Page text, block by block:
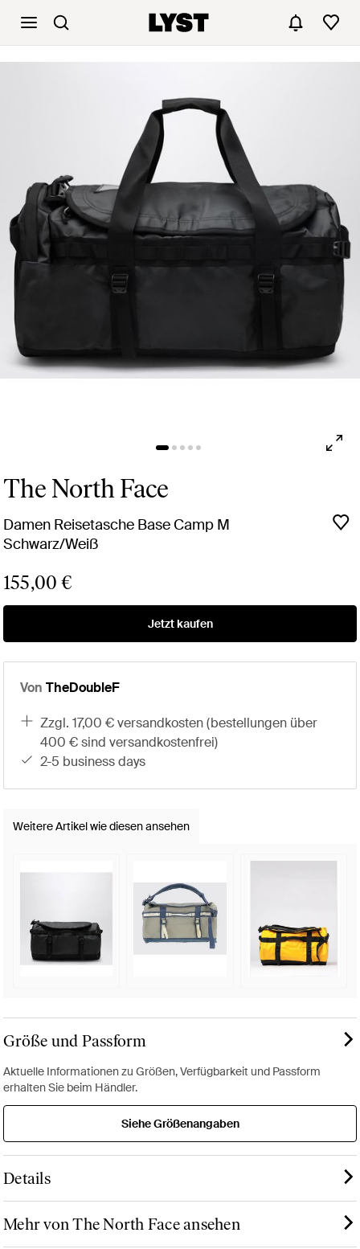
The North Face
Damen Reisetasche Base Camp M
Schwarz/Weiß
155,00 €
Jetzt kaufen
Von TheDoubleF
zzgl. 17,00 € versandkosten (bestellungen über
400 € sind versandkostenfrei)
2-5 business days
Weitere Artikel wie diesen ansehen
Größe und Passform
Aktuelle Informationen zu Größen, Verfügbarkeit und Passform
erhalten Sie beim Händler.
Siehe Größenangaben
Details
Mehr von The North Face ansehen